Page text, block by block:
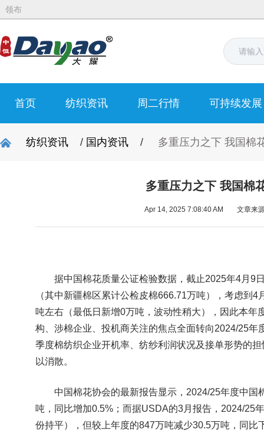
领布
首页 纺织资讯 周二行情 可持续发展
纺织资讯 / 国内资讯 / 多重压力之下 我国棉
多重压力之下 我国棉
Apr 14, 2025 7:08:40 AM 文章来
据中国棉花质量公证检验数据，截止2025年4月9
（其中新疆棉区累计公检皮棉666.71万吨），考虑到
吨左右（最低日新增0万吨，波动性稍大），因此本年
构、涉棉企业、投机商关注的焦点全面转向2024/25
季度棉纺织企业开机率、纺纱利润状况及接单形势的
以消散。
中国棉花协会的最新报告显示，2024/25年度中国
吨，同比增加0.5%；而据USDA的3月报告，2024/25
份持平），但较上年度的847万吨减少30.5万吨，同比